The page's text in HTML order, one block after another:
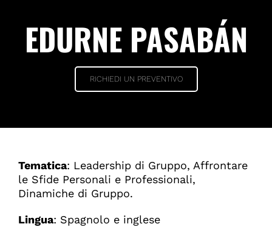
EDURNE PASABÁN
RICHIEDI UN PREVENTIVO
Tematica: Leadership di Gruppo, Affrontare
le Sfide Personali e Professionali,
Dinamiche di Gruppo.
Lingua: Spagnolo e inglese